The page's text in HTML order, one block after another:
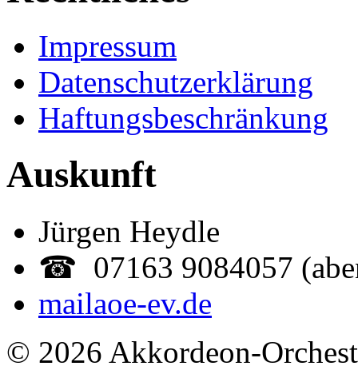
Impressum
Datenschutzerklärung
Haftungsbeschränkung
Auskunft
Jürgen Heydle
☎ 07163 9084057
mailaoe-ev.de
© 2026 Akkordeon-